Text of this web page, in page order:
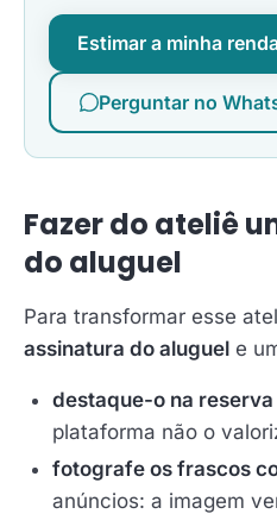
Estimar a minha
Perguntar no
Fazer do ateliê
do aluguel
Para transformar esse
assinatura do aluguel e
destaque-o na
plataforma não o
fotografe os frascos
anúncios: a imagem